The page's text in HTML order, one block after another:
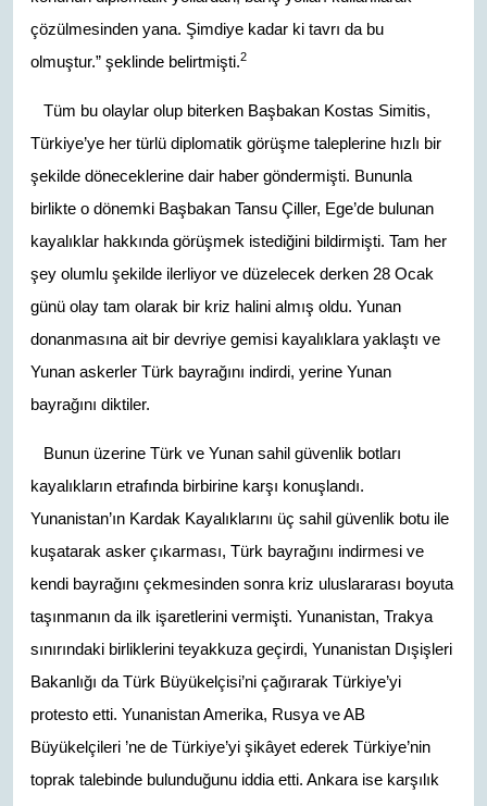
çözülmesinden yana. Şimdiye kadar ki tavrı da bu
olmuştur.” şeklinde belirtmişti.2
Tüm bu olaylar olup biterken Başbakan Kostas Simitis,
Türkiye’ye her türlü diplomatik görüşme taleplerine hızlı bir
şekilde döneceklerine dair haber göndermişti. Bununla
birlikte o dönemki Başbakan Tansu Çiller, Ege’de bulunan
kayalıklar hakkında görüşmek istediğini bildirmişti. Tam her
şey olumlu şekilde ilerliyor ve düzelecek derken 28 Ocak
günü olay tam olarak bir kriz halini almış oldu. Yunan
donanmasına ait bir devriye gemisi kayalıklara yaklaştı ve
Yunan askerler Türk bayrağını indirdi, yerine Yunan
bayrağını diktiler.
Bunun üzerine Türk ve Yunan sahil güvenlik botları
kayalıkların etrafında birbirine karşı konuşlandı.
Yunanistan’ın Kardak Kayalıklarını üç sahil güvenlik botu ile
kuşatarak asker çıkarması, Türk bayrağını indirmesi ve
kendi bayrağını çekmesinden sonra kriz uluslararası boyuta
taşınmanın da ilk işaretlerini vermişti. Yunanistan, Trakya
sınırındaki birliklerini teyakkuza geçirdi, Yunanistan Dışişleri
Bakanlığı da Türk Büyükelçisi’ni çağırarak Türkiye’yi
protesto etti. Yunanistan Amerika, Rusya ve AB
Büyükelçileri ’ne de Türkiye’yi şikâyet ederek Türkiye’nin
toprak talebinde bulunduğunu iddia etti. Ankara ise karşılık